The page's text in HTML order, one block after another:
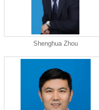
Shenghua Zhou